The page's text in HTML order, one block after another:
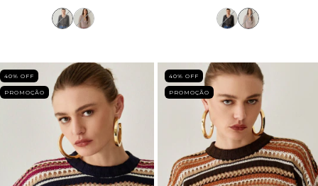
40% OFF
PROMOÇÃO
40% OFF
PROMOÇÃO